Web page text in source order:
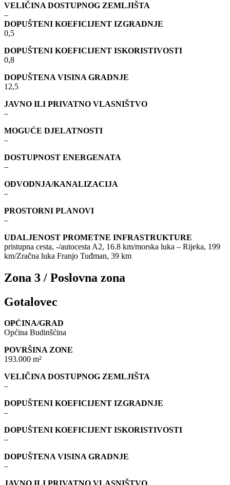
VELIČINA DOSTUPNOG ZEMLJIŠTA
–
DOPUŠTENI KOEFICIJENT IZGRADNJE
0,5
DOPUŠTENI KOEFICIJENT ISKORISTIVOSTI
0,8
DOPUŠTENA VISINA GRADNJE
12,5
JAVNO ILI PRIVATNO VLASNIŠTVO
–
MOGUĆE DJELATNOSTI
–
DOSTUPNOST ENERGENATA
–
ODVODNJA/KANALIZACIJA
–
PROSTORNI PLANOVI
–
UDALJENOST PROMETNE INFRASTRUKTURE
pristupna cesta, -/autocesta A2, 16.8 km/morska luka – Rijeka, 199
km/Zračna luka Franjo Tuđman, 39 km
Zona 3 / Poslovna zona
Gotalovec
OPĆINA/GRAD
Općina Budinšćina
POVRŠINA ZONE
193.000 m²
VELIČINA DOSTUPNOG ZEMLJIŠTA
–
DOPUŠTENI KOEFICIJENT IZGRADNJE
–
DOPUŠTENI KOEFICIJENT ISKORISTIVOSTI
–
DOPUŠTENA VISINA GRADNJE
–